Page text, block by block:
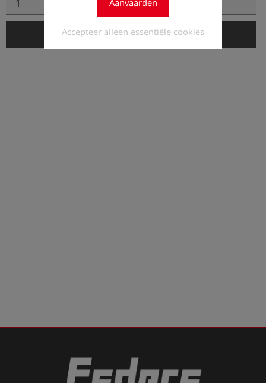
Aanvaarden
Accepteer alleen essentiële cookies
1
add_shopping_cart In de winkelwagen